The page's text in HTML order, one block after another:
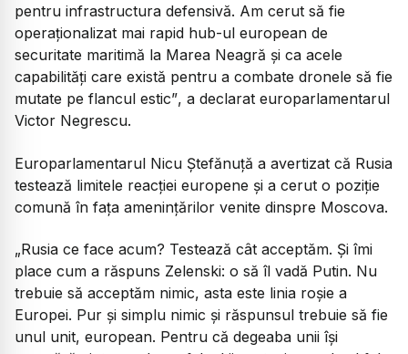
pentru infrastructura defensivă. Am cerut să fie
operaționalizat mai rapid hub-ul european de
securitate maritimă la Marea Neagră și ca acele
capabilități care există pentru a combate dronele să fie
mutate pe flancul estic”, a declarat europarlamentarul
Victor Negrescu.
Europarlamentarul Nicu Ștefănuță a avertizat că Rusia
testează limitele reacției europene și a cerut o poziție
comună în fața amenințărilor venite dinspre Moscova.
„Rusia ce face acum? Testează cât acceptăm. Și îmi
place cum a răspuns Zelenski: o să îl vadă Putin. Nu
trebuie să acceptăm nimic, asta este linia roșie a
Europei. Pur și simplu nimic și răspunsul trebuie să fie
unul unit, european. Pentru că degeaba unii își